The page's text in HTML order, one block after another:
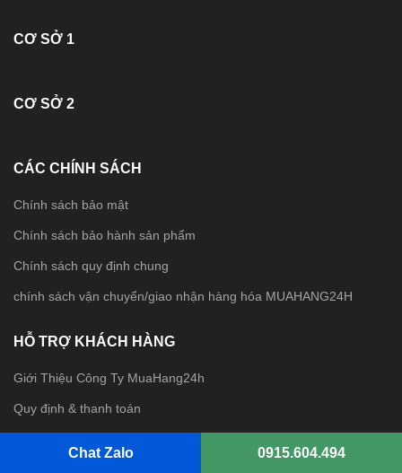
CƠ SỞ 1
CƠ SỞ 2
CÁC CHÍNH SÁCH
Chính sách bảo mật
Chính sách bảo hành sản phẩm
Chính sách quy định chung
chính sách vận chuyển/giao nhận hàng hóa MUAHANG24H
HỖ TRỢ KHÁCH HÀNG
Giới Thiệu Công Ty MuaHang24h
Quy định & thanh toán
Chat Zalo 0915.604.494